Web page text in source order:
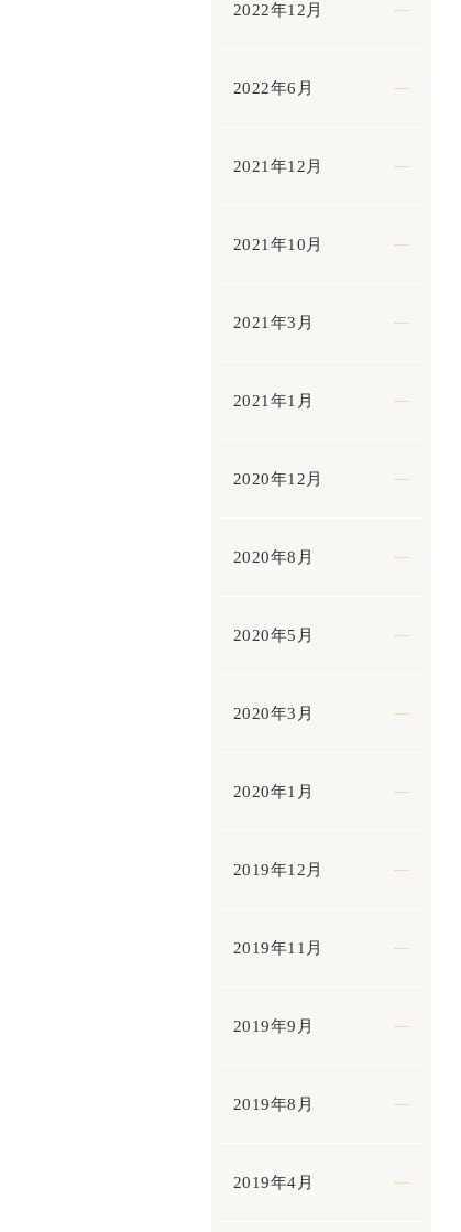
2022年12月
2022年6月
2021年12月
2021年10月
2021年3月
2021年1月
2020年12月
2020年8月
2020年5月
2020年3月
2020年1月
2019年12月
2019年11月
2019年9月
2019年8月
2019年4月